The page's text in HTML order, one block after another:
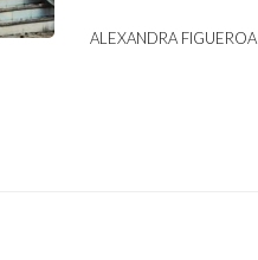
ALEXANDRA FIGUEROA